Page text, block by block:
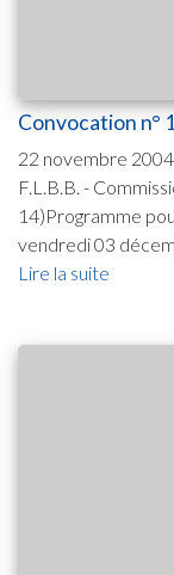
Convocation n°
22 novembre 2004
F.L.B.B. -
14)Programme
vendredi 03
Lire la suite